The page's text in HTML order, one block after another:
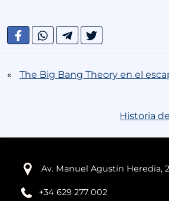
« The Big Bang Theory en el
Historia
Av. Manuel Agustín Heredia,
+34 629 277 002